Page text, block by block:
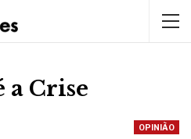
a Crise
OPINIÃO